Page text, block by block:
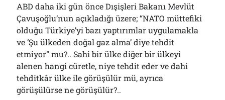
ABD daha iki gün önce Dışişleri Bakanı Mevlüt
Çavuşoğlu’nun açıkladığı üzere; “NATO müttefiki
olduğu Türkiye’yi bazı yaptırımlar uygulamakla
ve ‘Şu ülkeden doğal gaz alma’ diye tehdit
etmiyor” mu?.. Sahi bir ülke diğer bir ülkeyi
alenen hangi cüretle, niye tehdit eder ve dahi
tehditkâr ülke ile görüşülür mü, ayrıca
görüşülürse ne görüşülür?..